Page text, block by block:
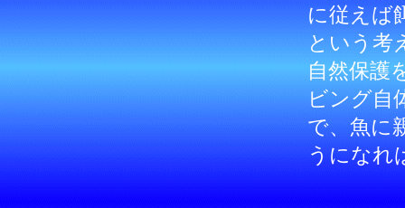
に従えば
という考
自然保護
ビング自
で、魚に
うになれ